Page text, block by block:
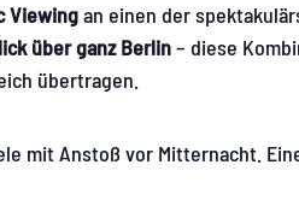
Viewingan einen der
über ganz Berlin– diese
übertragen.
mit Anstoß vor Mitternacht.